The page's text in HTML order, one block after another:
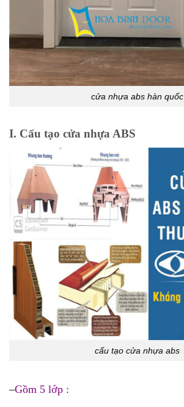
cửa nhựa abs hàn quốc
I. Cấu tạo cửa nhựa ABS
cấu tạo cửa nhựa abs
–Gồm 5 lớp :